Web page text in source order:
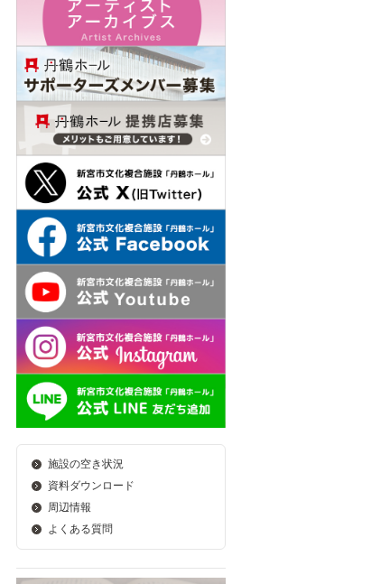
施設の空き状況
資料ダウンロード
周辺情報
よくある質問